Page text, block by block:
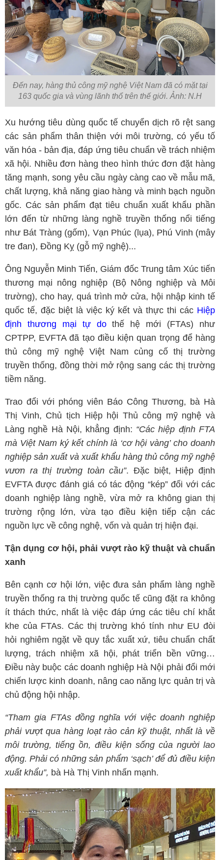
Đến nay, hàng thủ công mỹ nghệ Việt Nam đã có mặt tại
163 quốc gia và vùng lãnh thổ trên thế giới. Ảnh: N.H
Xu hướng tiêu dùng quốc tế chuyển dịch rõ rệt sang
các sản phẩm thân thiện với môi trường, có yếu tố
văn hóa - bản địa, đáp ứng tiêu chuẩn về trách nhiệm
xã hội. Nhiều đơn hàng theo hình thức đơn đặt hàng
tăng mạnh, song yêu cầu ngày càng cao về mẫu mã,
chất lượng, khả năng giao hàng và minh bạch nguồn
gốc. Các sản phẩm đạt tiêu chuẩn xuất khẩu phần
lớn đến từ những làng nghề truyền thống nổi tiếng
như Bát Tràng (gốm), Vạn Phúc (lụa), Phú Vinh (mây
tre đan), Đồng Kỵ (gỗ mỹ nghệ)...
Ông Nguyễn Minh Tiến, Giám đốc Trung tâm Xúc tiến
thương mại nông nghiệp (Bộ Nông nghiệp và Môi
trường), cho hay, quá trình mở cửa, hội nhập kinh tế
quốc tế, đặc biệt là việc ký kết và thực thi các Hiệp
định thương mại tự dothế hệ mới (FTAs) như
CPTPP, EVFTA đã tạo điều kiện quan trọng để hàng
thủ công mỹ nghệ Việt Nam củng cố thị trường
truyền thống, đồng thời mở rộng sang các thị trường
tiềm năng.
Trao đổi với phóng viên Báo Công Thương, bà Hà
Thị Vinh, Chủ tịch Hiệp hội Thủ công mỹ nghệ và
Làng nghề Hà Nội, khẳng định: “Các hiệp định FTA
mà Việt Nam ký kết chính là ‘cơ hội vàng’ cho doanh
nghiệp sản xuất và xuất khẩu hàng thủ công mỹ nghệ
vươn ra thị trường toàn cầu”. Đặc biệt, Hiệp định
EVFTA được đánh giá có tác động “kép” đối với các
doanh nghiệp làng nghề, vừa mở ra không gian thị
trường rộng lớn, vừa tạo điều kiện tiếp cận các
nguồn lực về công nghệ, vốn và quản trị hiện đại.
Tận dụng cơ hội, phải vượt rào kỹ thuật và chuẩn
xanh
Bên cạnh cơ hội lớn, việc đưa sản phẩm làng nghề
truyền thống ra thị trường quốc tế cũng đặt ra không
ít thách thức, nhất là việc đáp ứng các tiêu chí khắt
khe của FTAs. Các thị trường khó tính như EU đòi
hỏi nghiêm ngặt về quy tắc xuất xứ, tiêu chuẩn chất
lượng, trách nhiệm xã hội, phát triển bền vững…
Điều này buộc các doanh nghiệp Hà Nội phải đổi mới
chiến lược kinh doanh, nâng cao năng lực quản trị và
chủ động hội nhập.
“Tham gia FTAs đồng nghĩa với việc doanh nghiệp
phải vượt qua hàng loạt rào cản kỹ thuật, nhất là về
môi trường, tiếng ồn, điều kiện sống của người lao
động. Phải có những sản phẩm ‘sạch’ để đủ điều kiện
xuất khẩu”, bà Hà Thị Vinh nhấn mạnh.